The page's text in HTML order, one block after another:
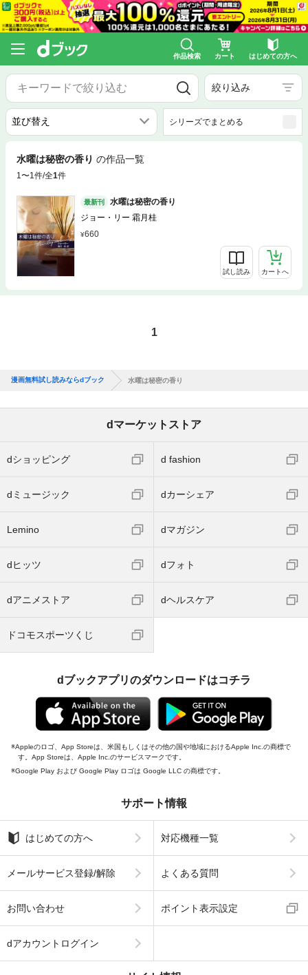
作品検索 カート はじめての方へ
絞り込み
シリーズでまとめる
水曜は秘密の香り の作品一覧
1〜1件/全1件
最新刊
水曜は秘密の香り
ジョー・リー 霜月桂
660
試し読み カートへ
1
漫画無料試し読みならdブック 水曜は秘密の香り
dマーケットストア
dショッピング d fashion
dミュージック dカーシェア
Lemino dマガジン
dヒッツ dフォト
dアニメストア dヘルスケア
ドコモスポーツくじ
dブックアプリのダウンロードはコチラ
Appleのロゴ、App Storeは、米国もしくはその他の国や地域におけるApple Inc.の商標で
す。App Storeは、Apple Inc.のサービスマークです。
Google Play および Google Play ロゴは Google LLC の商標です。
サポート情報
はじめての方へ 対応機種一覧
メールサービス登録/解除 よくある質問
お問い合わせ ポイント表示設定
dアカウントログイン